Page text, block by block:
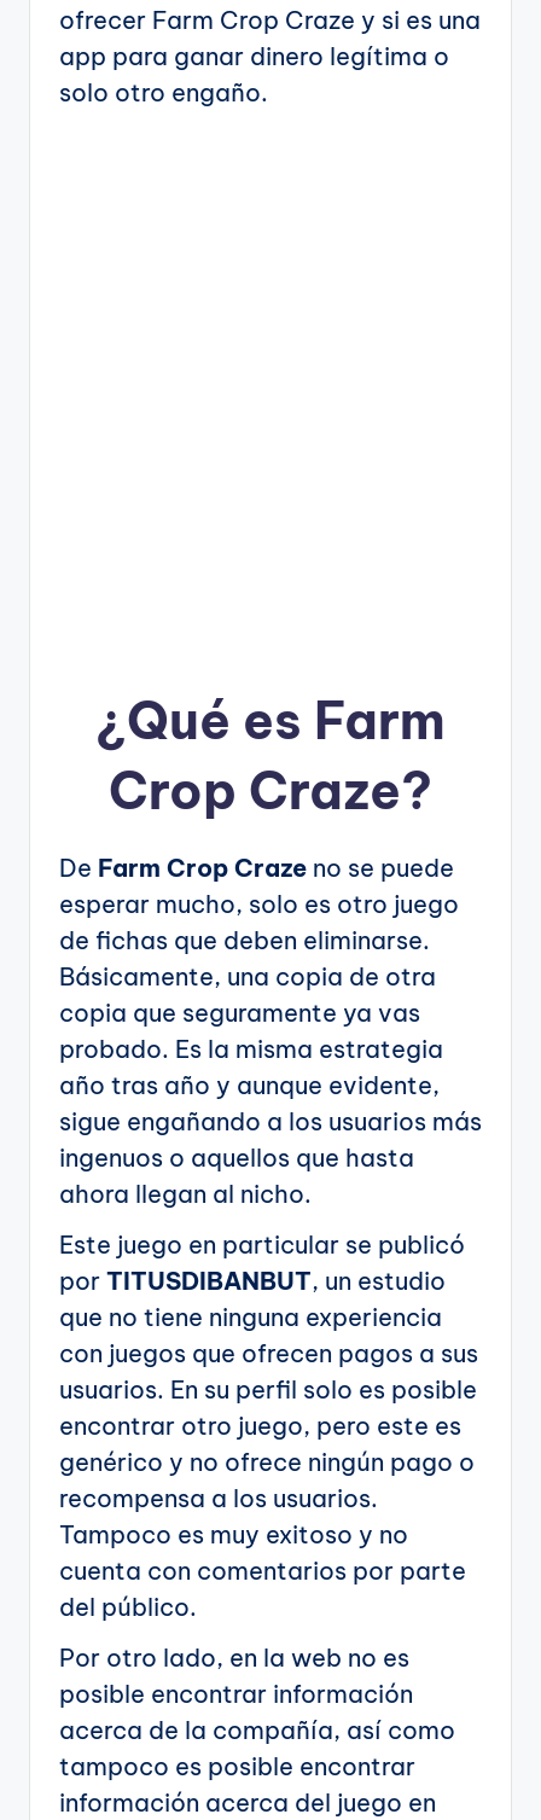
ofrecer Farm Crop Craze y si es una
app para ganar dinero legítima o
solo otro engaño.
¿Qué es Farm
Crop Craze?
De Farm Crop Craze no se puede
esperar mucho, solo es otro juego
de fichas que deben eliminarse.
Básicamente, una copia de otra
copia que seguramente ya vas
probado. Es la misma estrategia
año tras año y aunque evidente,
sigue engañando a los usuarios más
ingenuos o aquellos que hasta
ahora llegan al nicho.
Este juego en particular se publicó
por TITUSDIBANBUT, un estudio
que no tiene ninguna experiencia
con juegos que ofrecen pagos a sus
usuarios. En su perfil solo es posible
encontrar otro juego, pero este es
genérico y no ofrece ningún pago o
recompensa a los usuarios.
Tampoco es muy exitoso y no
cuenta con comentarios por parte
del público.
Por otro lado, en la web no es
posible encontrar información
acerca de la compañía, así como
tampoco es posible encontrar
información acerca del juego en